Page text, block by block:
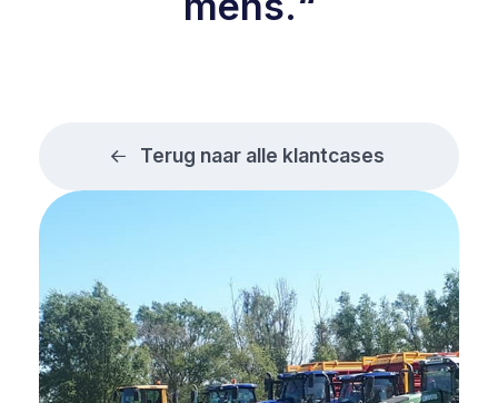
Terug naar alle klantcases